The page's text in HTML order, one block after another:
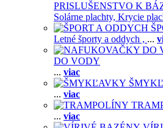
PRISLUŠENSTVO K
Solárne plachty, Krycie
Letné športy a oddych , ...
DO VODY
... viac
... viac
... viac